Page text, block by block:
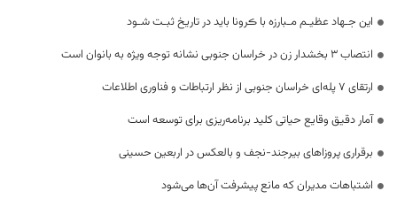
این جـهاد عظیـم مـبارزه با ڪرونا باید در تاریخ ثبـت شـود
انتصاب ۳ بخشدار زن در خراسان جنوبی نشانه توجه ویژه به بانوان است
ارتقای 7 پله‌ای خراسان جنوبی از نظر ارتباطات و فناوری اطلاعات
آمار دقیق وقایع حیاتی کلید برنامه‌ریزی برای توسعه است
برقراری پروزاهای بیرجند-نجف و بالعکس در اربعین حسینی
اشتباهات مدیران که مانع پیشرفت آن‌ها می‌شود